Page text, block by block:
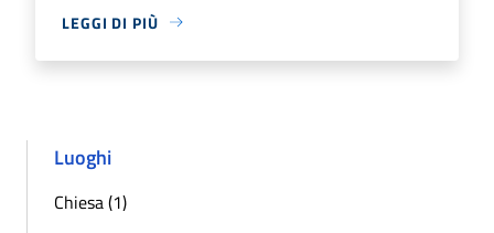
LEGGI DI PIÙ
Luoghi
Chiesa (1)